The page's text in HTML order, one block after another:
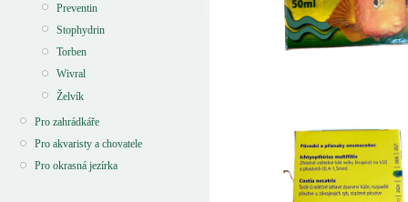
Preventin
Stophydrin
Torben
Wivral
Želvík
Pro zahrádkáře
Pro akvaristy a chovatele
Pro okrasná jezírka